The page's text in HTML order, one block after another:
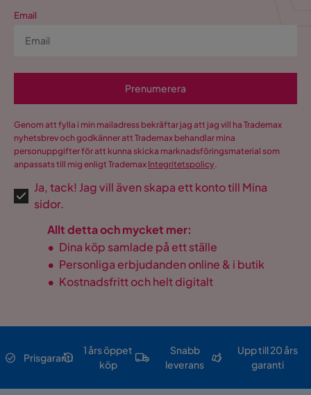
Email
Prenumerera
Genom att fylla i min mailadress bekräftar jag att jag vill ha Trademax
nyhetsbrev och godkänner att Trademax behandlar mina
personuppgifter för att kunna skicka marknadsföringsmaterial som
anpassats till mig enligt Trademax Integritetspolicy.
Ja, tack! Jag vill även skapa ett konto till Mina
sidor.
Allt detta och mycket mer:
• Dina köp samlade på ett ställe
• Personliga erbjudanden online & i butik
• Kostnadsfritt och helt digitalt
Prisgaranti
1 års öppet
köp
Snabb
leverans
Upp till 20 års
garanti